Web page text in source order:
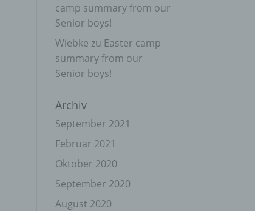
camp summary from our
Senior boys!
Wiebke zu Easter camp
summary from our
Senior boys!
Archiv
September 2021
Februar 2021
Oktober 2020
September 2020
August 2020